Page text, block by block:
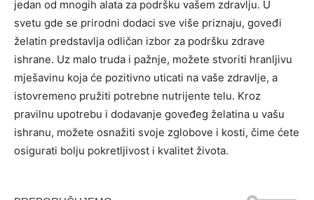
jedan od mnogih alata za podršku vašem zdravlju. U
svetu gde se prirodni dodaci sve više priznaju, goveđi
želatin predstavlja odličan izbor za podršku zdrave
ishrane. Uz malo truda i pažnje, možete stvoriti hranljivu
mješavinu koja će pozitivno uticati na vaše zdravlje, a
istovremeno pružiti potrebne nutrijente telu. Kroz
pravilnu upotrebu i dodavanje goveđeg želatina u vašu
ishranu, možete osnažiti svoje zglobove i kosti, čime ćete
osigurati bolju pokretljivost i kvalitet života.